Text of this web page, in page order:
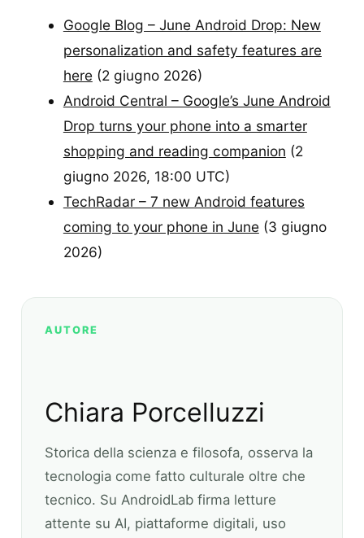
Google Blog – June Android Drop: New
personalization and safety features are
here(2 giugno 2026)
Android Central – Google’s June Android
Drop turns your phone into a smarter
shopping and reading companion (2
giugno 2026, 18:00 UTC)
TechRadar – 7 new Android features
coming to your phone in June(3 giugno
2026)
AUTORE
Chiara Porcelluzzi
Storica della scienza e filosofa, osserva la
tecnologia come fatto culturale oltre che
tecnico. Su AndroidLab firma letture
attente su AI, piattaforme digitali, uso